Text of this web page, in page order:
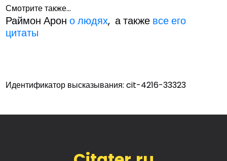
Смотрите также...
Раймон Ароно людях, а также все его
цитаты
Идентификатор высказывания: cit-4216-33323